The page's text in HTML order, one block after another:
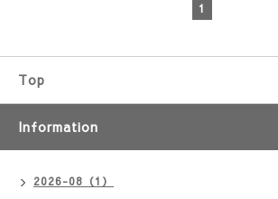
1
Top
Information
2026-08（1）